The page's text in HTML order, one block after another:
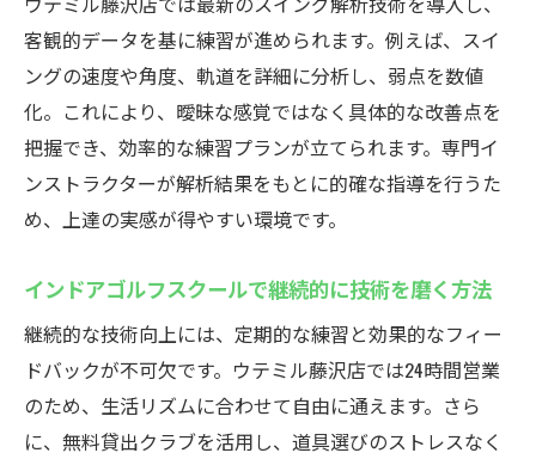
客観的データを基に練習が進められます。例えば、スイ
ングの速度や角度、軌道を詳細に分析し、弱点を数値
化。これにより、曖昧な感覚ではなく具体的な改善点を
把握でき、効率的な練習プランが立てられます。専門イ
ンストラクターが解析結果をもとに的確な指導を行うた
め、上達の実感が得やすい環境です。
インドアゴルフスクールで継続的に技術を磨く方法
継続的な技術向上には、定期的な練習と効果的なフィー
ドバックが不可欠です。ウテミル藤沢店では24時間営業
のため、生活リズムに合わせて自由に通えます。さら
に、無料貸出クラブを活用し、道具選びのストレスなく